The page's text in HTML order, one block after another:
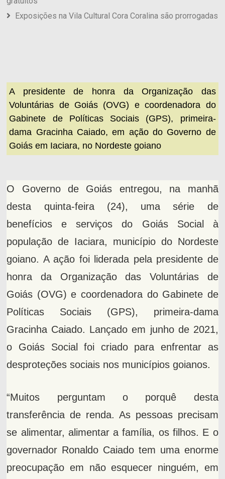
Exposições na Vila Cultural Cora Coralina são prorrogadas
A presidente de honra da Organização das
Voluntárias de Goiás (OVG) e coordenadora do
Gabinete de Políticas Sociais (GPS), primeira-
dama Gracinha Caiado, em ação do Governo de
Goiás em Iaciara, no Nordeste goiano
O Governo de Goiás entregou, na manhã
desta quinta-feira (24), uma série de
benefícios e serviços do Goiás Social à
população de Iaciara, município do Nordeste
goiano. A ação foi liderada pela presidente de
honra da Organização das Voluntárias de
Goiás (OVG) e coordenadora do Gabinete de
Políticas Sociais (GPS), primeira-dama
Gracinha Caiado. Lançado em junho de 2021,
o Goiás Social foi criado para enfrentar as
desproteções sociais nos municípios goianos.
“Muitos perguntam o porquê desta
transferência de renda. As pessoas precisam
se alimentar, alimentar a família, os filhos. E o
governador Ronaldo Caiado tem uma enorme
preocupação em não esquecer ninguém, em